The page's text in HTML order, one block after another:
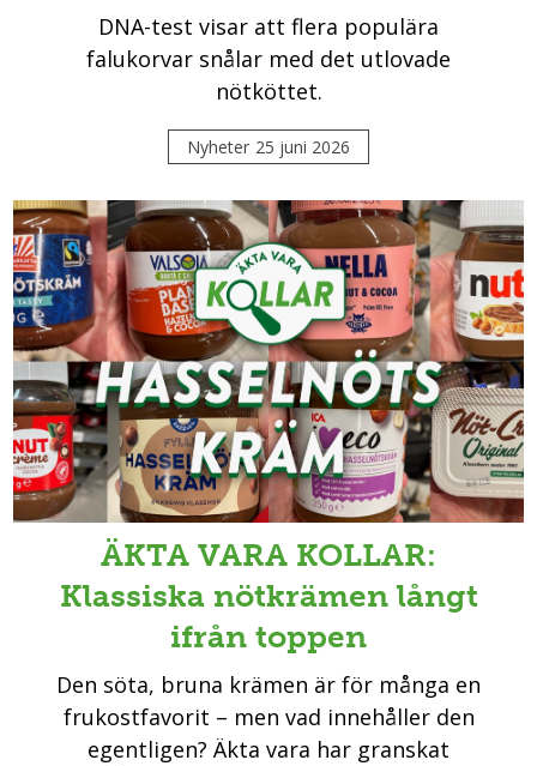
DNA-test visar att flera populära
falukorvar snålar med det utlovade
nötköttet.
Nyheter 25 juni 2026
ÄKTA VARA KOLLAR:
Klassiska nötkrämen långt
ifrån toppen
Den söta, bruna krämen är för många en
frukostfavorit – men vad innehåller den
egentligen? Äkta vara har granskat